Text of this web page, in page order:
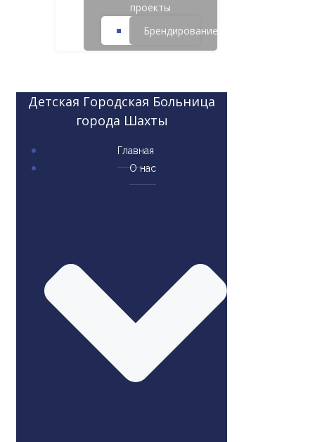
проекты
Брендирование
Детская Городская Больница
города Шахты
Главная
О нас